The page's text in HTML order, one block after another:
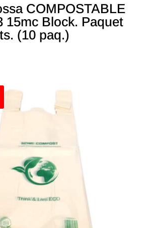
COMPOSTABLE
15mc Block. Paquet
(10 paq.)